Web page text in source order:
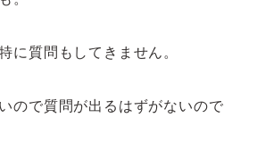
に質問もしてきません。
ので質問が出るはずがないので